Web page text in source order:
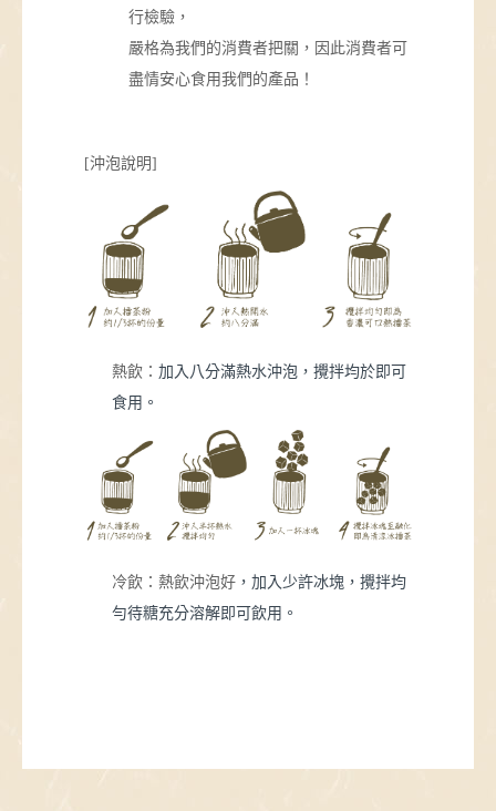
行檢驗，
嚴格為我們的消費者把關，因此消費者可
盡情安心食用我們的產品！
[沖泡說明]
熱飲： 加入八分滿熱水沖泡，攪拌均於即可
食用。
冷飲： 熱飲沖泡好 ，加入少許冰塊，攪拌均
勻待糖充分溶解即可飲用。